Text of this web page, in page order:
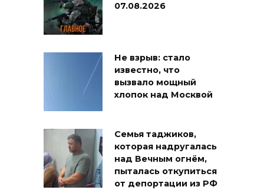
07.08.2026
Не взрыв: стало
известно, что
вызвало мощный
хлопок над Москвой
Семья таджиков,
которая надругалась
над Вечным огнём,
пыталась откупиться
от депортации из РФ